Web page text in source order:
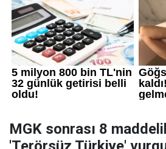
MGK sonrası 8